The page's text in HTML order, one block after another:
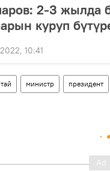
2-3 жылда
куруп
10:41
министр президент